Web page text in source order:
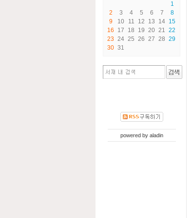
1
2
3 4 5 6 7
8
9
10 11 12 13 14 15
16
17 18 19 20 21
22
23 24 25 26 27 28 29
30 31
powered by aladin